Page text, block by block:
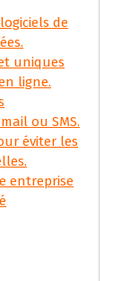
de
uniques
ligne.
ou SMS.
éviter les
entreprise